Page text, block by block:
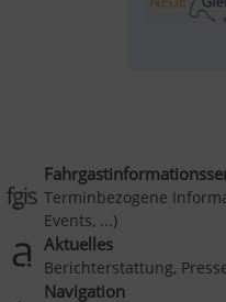
Terminbezogene
Events, ...)
Aktuelles
Berichterstattung,
Navigation